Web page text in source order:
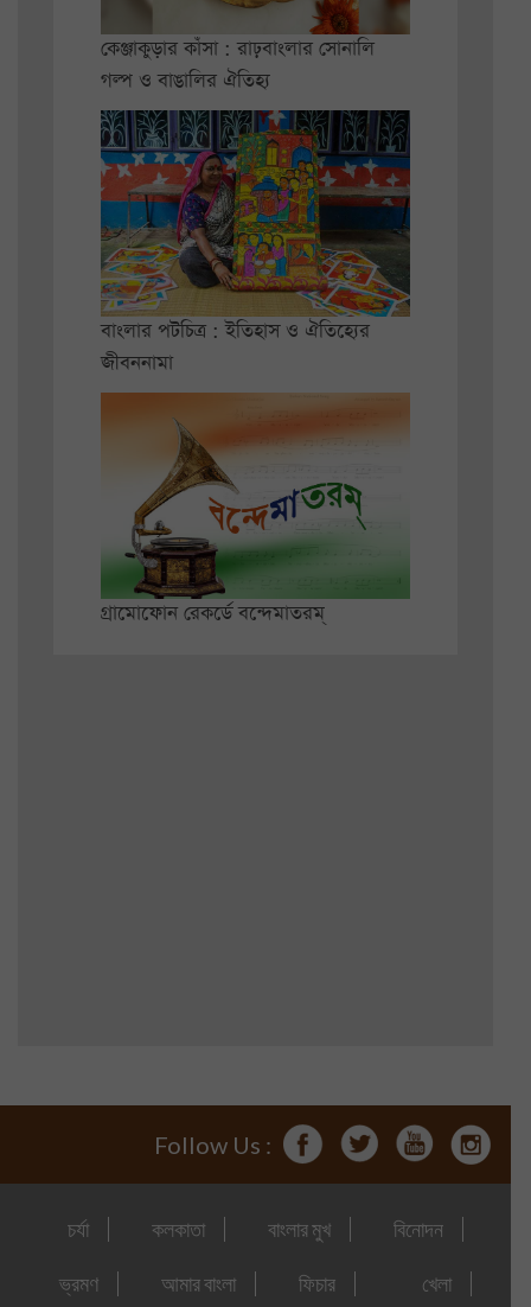
কেঞ্জাকুড়ার কাঁসা : রাঢ়বাংলার সোনালি
গল্প ও বাঙালির ঐতিহ্য
বাংলার পটচিত্র : ইতিহাস ও ঐতিহ্যের
জীবননামা
গ্রামোফোন রেকর্ডে বন্দেমাতরম্
Follow Us :
চর্যা কলকাতা বাংলার মুখ বিনোদন
ভ্রমণ আমার বাংলা ফিচার খেলা